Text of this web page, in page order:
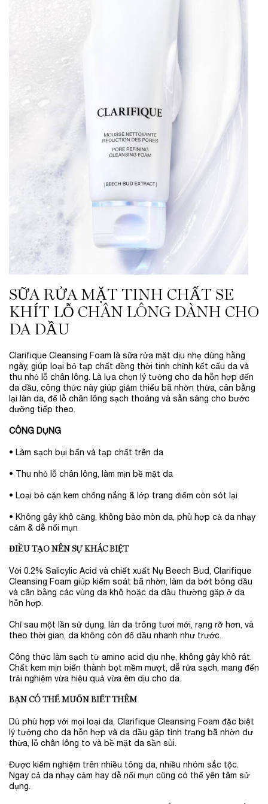
SỮA RỬA MẶT TINH CHẤT SE
KHÍT LỖ CHÂN LÔNG DÀNH CHO
DA DẦU
Clarifique Cleansing Foam là sữa rửa mặt dịu nhẹ dùng hằng
ngày, giúp loại bỏ tạp chất đồng thời tinh chỉnh kết cấu da và
thu nhỏ lỗ chân lông. Là lựa chọn lý tưởng cho da hỗn hợp đến
da dầu, công thức này giúp giảm thiểu bã nhờn thừa, cân bằng
lại làn da, để lỗ chân lông sạch thoáng và sẵn sàng cho bước
dưỡng tiếp theo.
CÔNG DỤNG
• Làm sạch bụi bẩn và tạp chất trên da
• Thu nhỏ lỗ chân lông, làm mịn bề mặt da
• Loại bỏ cặn kem chống nắng & lớp trang điểm còn sót lại
• Không gây khô căng, không bào mòn da, phù hợp cả da nhạy
cảm & dễ nổi mụn
ĐIỀU TẠO NÊN SỰ KHÁC BIỆT
Với 0.2% Salicylic Acid và chiết xuất Nụ Beech Bud, Clarifique
Cleansing Foam giúp kiểm soát bã nhờn, làm da bớt bóng dầu
và cân bằng các vùng da khô hoặc da dầu thường gặp ở da
hỗn hợp.
Chỉ sau một lần sử dụng, làn da trông tươi mới, rạng rỡ hơn, và
theo thời gian, da không còn đổ dầu nhanh như trước.
Công thức làm sạch từ amino acid dịu nhẹ, không gây khô rát.
Chất kem mịn biến thành bọt mềm mượt, dễ rửa sạch, mang đến
trải nghiệm vừa hiệu quả vừa êm dịu cho da.
BẠN CÓ THỂ MUỐN BIẾT THÊM
Dù phù hợp với mọi loại da, Clarifique Cleansing Foam đặc biệt
lý tưởng cho da hỗn hợp và da dầu gặp tình trạng bã nhờn dư
thừa, lỗ chân lông to và bề mặt da sần sùi.
Được kiểm nghiệm trên nhiều tông da, nhiều nhóm sắc tộc.
Ngay cả da nhạy cảm hay dễ nổi mụn cũng có thể yên tâm sử
dụng.